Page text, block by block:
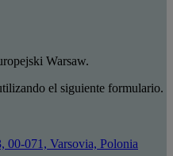
Warsaw.
el siguiente formulario.
00-071, Varsovia, Polonia